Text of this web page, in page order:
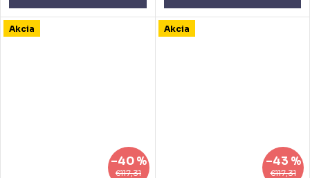
Akcia
€117,31
–40 %
Akcia
€117,31
–43 %